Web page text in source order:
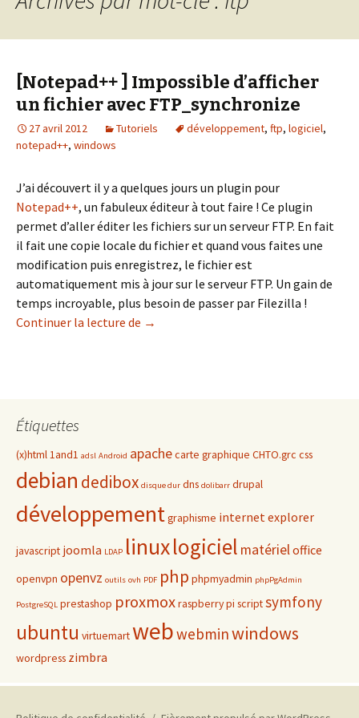
[Notepad++ ] Impossible d’afficher
un fichier avec FTP_synchronize
27 avril 2012 Tutoriels développement, ftp, logiciel,
notepad++, windows
J’ai découvert il y a quelques jours un plugin pour
Notepad++, un fabuleux éditeur à tout faire ! Ce plugin
permet d’aller éditer les fichiers sur un serveur FTP. En fait
il fait une copie locale du fichier et quand vous faites une
modification puis enregistrez, le fichier est
automatiquement mis à jour sur le serveur FTP. Un gain de
temps incroyable, plus besoin de passer par Filezilla !
Continuer la lecture de [Notepad++ ] Impossible d’afficher un
→
Étiquettes
(x)html1and1 adsl Android apachecarte graphique CHTO.grc css
debian dedibox disque dur dns dolibarr drupal
développementgraphisme internet explorer
javascript joomla LDAP linuxlogiciel matérieloffice
openvpn openvz outils ovh PDF php phpmyadmin phpPgAdmin
PostgreSQL prestashop proxmoxraspberry pi scriptsymfony
ubuntu virtuemartwebwebminwindows
wordpress zimbra